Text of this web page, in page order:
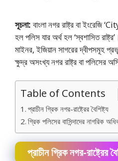
সূচনা: বাংলা নগর রাষ্ট্র বা ইংরেজি
হল পলিস যার অর্থ হল ‘স্বশাসিত
মাইনর, ইজিয়ান সাগরের দ্বীপসমূহ
ক্ষুদ্র অসংখ্য নগর রাষ্ট্র বা পলিসের
Table of Contents
প্রাচীন গ্রিক নগর-রাষ্ট্রের বৈশিষ্ট্য
গ্রিক পলিসের বাসিন্দাদের নাগরিক
প্রাচীন গ্রিক নগর-রাষ্ট্রের